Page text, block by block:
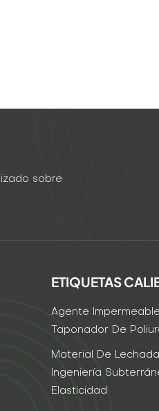
sobre
ETIQUETAS
Agente
Taponador De
Material De
Ingeniería
Elasticidad